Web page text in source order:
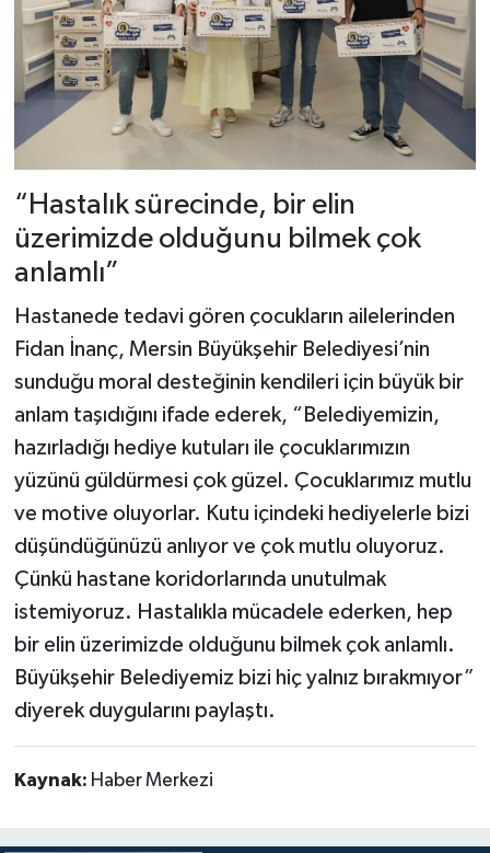
“Hastalık sürecinde, bir elin
üzerimizde olduğunu bilmek çok
anlamlı”
Hastanede tedavi gören çocukların ailelerinden
Fidan İnanç, Mersin Büyükşehir Belediyesi’nin
sunduğu moral desteğinin kendileri için büyük bir
anlam taşıdığını ifade ederek, “Belediyemizin,
hazırladığı hediye kutuları ile çocuklarımızın
yüzünü güldürmesi çok güzel. Çocuklarımız mutlu
ve motive oluyorlar. Kutu içindeki hediyelerle bizi
düşündüğünüzü anlıyor ve çok mutlu oluyoruz.
Çünkü hastane koridorlarında unutulmak
istemiyoruz. Hastalıkla mücadele ederken, hep
bir elin üzerimizde olduğunu bilmek çok anlamlı.
Büyükşehir Belediyemiz bizi hiç yalnız bırakmıyor”
diyerek duygularını paylaştı.
Kaynak: Haber Merkezi